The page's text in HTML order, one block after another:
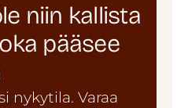
niin kallista
pääsee
nykytila. Varaa